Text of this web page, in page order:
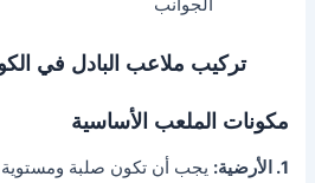
تركيب ملاعب البادل في الكويت
مكونات الملعب الأساسية
1. الأرضية:
يجب أن تكون صلبة